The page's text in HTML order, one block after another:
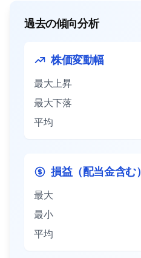
過去の傾向分析
株価変動幅
最大上昇
最大下落
平均
損益（配当金含む）
最大
最小
平均